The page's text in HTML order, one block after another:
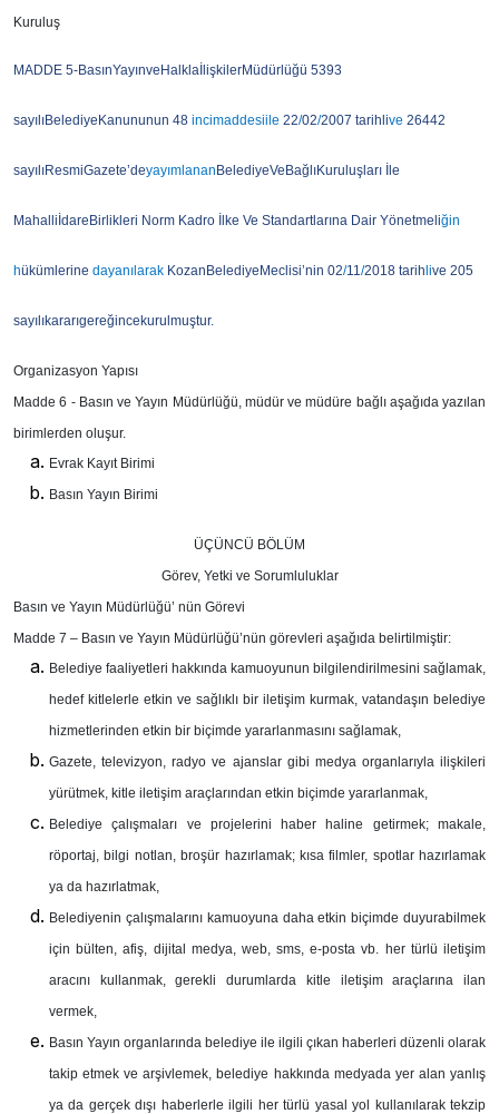
Kuruluş
MADDE 5-BasınYayınveHalklaİlişkilerMüdürlüğü 5393
sayılıBelediyeKanununun 48 incimaddesiile 22/02/2007 tarihlive 26442
sayılıResmiGazete’deyayımlananBelediyeVeBağlıKuruluşları İle
MahalliİdareBirlikleri Norm Kadro İlke Ve Standartlarına Dair Yönetmeliğin
hükümlerine dayanılarak KozanBelediyeMeclisi’nin 02/11 /2018 tarihlive 205
sayılıkararıgereğincekurulmuştur.
Organizasyon Yapısı
Madde 6 -Basın ve Yayın Müdürlüğü, müdür ve müdüre bağlı aşağıda yazılan
birimlerden oluşur.
Evrak Kayıt Birimi
Basın Yayın Birimi
ÜÇÜNCÜ BÖLÜM
Görev, Yetki ve Sorumluluklar
Basın ve Yayın Müdürlüğü’ nün Görevi
Madde 7 – Basın ve Yayın Müdürlüğü’nün görevleri aşağıda belirtilmiştir:
Belediye faaliyetleri hakkında kamuoyunun bilgilendirilmesini sağlamak,
hedef kitlelerle etkin ve sağlıklı bir iletişim kurmak, vatandaşın belediye
hizmetlerinden etkin bir biçimde yararlanmasını sağlamak,
Gazete, televizyon, radyo ve ajanslar gibi medya organlarıyla ilişkileri
yürütmek, kitle iletişim araçlarından etkin biçimde yararlanmak,
Belediye çalışmaları ve projelerini haber haline getirmek; makale,
röportaj, bilgi notlan, broşür hazırlamak; kısa filmler, spotlar hazırlamak
ya da hazırlatmak,
Belediyenin çalışmalarını kamuoyuna daha etkin biçimde duyurabilmek
için bülten, afiş, dijital medya, web, sms, e-posta vb. her türlü iletişim
aracını kullanmak, gerekli durumlarda kitle iletişim araçlarına ilan
vermek,
Basın Yayın organlarında belediye ile ilgili çıkan haberleri düzenli olarak
takip etmek ve arşivlemek, belediye hakkında medyada yer alan yanlış
ya da gerçek dışı haberlerle ilgili her türlü yasal yol kullanılarak tekzip